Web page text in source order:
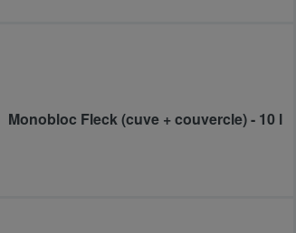
Monobloc Fleck (cuve + couvercle) - 10 l